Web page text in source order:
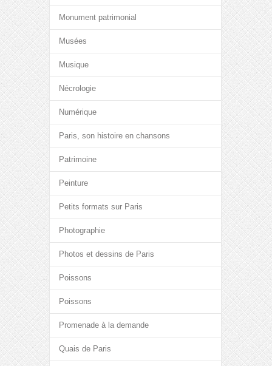
Monument patrimonial
Musées
Musique
Nécrologie
Numérique
Paris, son histoire en chansons
Patrimoine
Peinture
Petits formats sur Paris
Photographie
Photos et dessins de Paris
Poissons
Poissons
Promenade à la demande
Quais de Paris